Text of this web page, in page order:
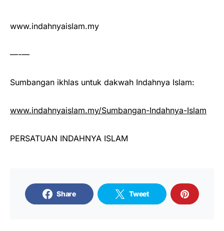
www.indahnyaislam.my
—-—
Sumbangan ikhlas untuk dakwah Indahnya Islam:
www.indahnyaislam.my/Sumbangan-Indahnya-Islam
PERSATUAN INDAHNYA ISLAM
Share Tweet